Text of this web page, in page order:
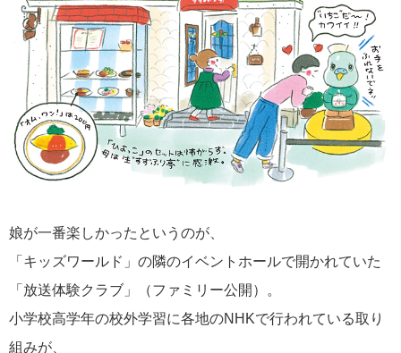
娘が一番楽しかったというのが、
「キッズワールド」の隣のイベントホールで開かれていた
「放送体験クラブ」（ファミリー公開）。
小学校高学年の校外学習に各地のNHKで行われている取り
組みが、